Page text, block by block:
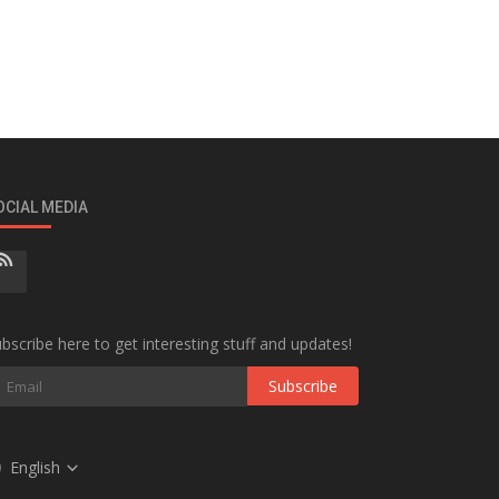
MEDIA
here to get interesting stuff and updates!
Subscribe
English